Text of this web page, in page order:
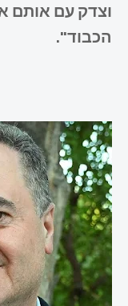
וצדק עם אותם
הכבוד".